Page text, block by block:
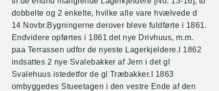
dobbelte og 2 enkelte, hvilke alle vare hvælvede d
14 Novbr.Bygningerne derover bleve fuldførte i 1861.
Endvidere opførtes i 1861 det nye Drivhuus, m.m.
paa Terrassen udfor de nyeste Lagerkjeldere.I 1862
indsattes 2 nye Svalebakker af Jern i det gl
Svalehuus istedetfor de gl Træbakker.I 1863
ombyggedes Stueetagen i den vestre Ende af den